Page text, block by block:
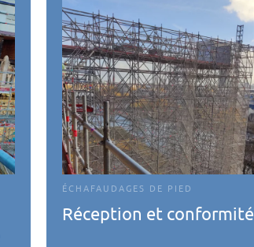
ÉCHAFAUDAGES DE PIED
Réception et conformité